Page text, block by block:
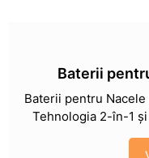
Baterii
Baterii pentru
Tehnologia 2-în-1